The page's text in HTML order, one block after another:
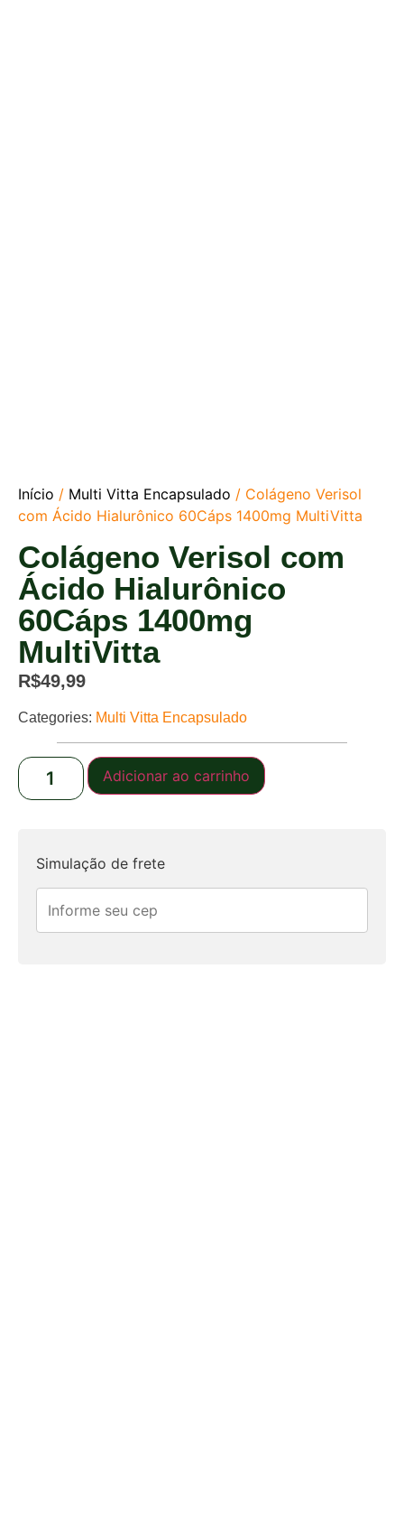
Início / Multi Vitta Encapsulado / Colágeno Verisol
com Ácido Hialurônico 60Cáps 1400mg MultiVitta
Colágeno Verisol com
Ácido Hialurônico
60Cáps 1400mg
MultiVitta
R$49,99
Categories: Multi Vitta Encapsulado
Adicionar ao carrinho
Simulação de frete